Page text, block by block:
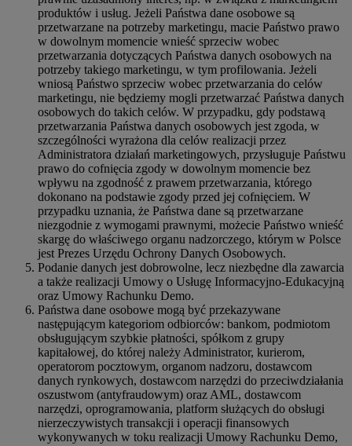
produktów i usług. Jeżeli Państwa dane osobowe są
przetwarzane na potrzeby marketingu, macie Państwo prawo
w dowolnym momencie wnieść sprzeciw wobec
przetwarzania dotyczących Państwa danych osobowych na
potrzeby takiego marketingu, w tym profilowania. Jeżeli
wniosą Państwo sprzeciw wobec przetwarzania do celów
marketingu, nie będziemy mogli przetwarzać Państwa danych
osobowych do takich celów. W przypadku, gdy podstawą
przetwarzania Państwa danych osobowych jest zgoda, w
szczególności wyrażona dla celów realizacji przez
Administratora działań marketingowych, przysługuje Państwu
prawo do cofnięcia zgody w dowolnym momencie bez
wpływu na zgodność z prawem przetwarzania, którego
dokonano na podstawie zgody przed jej cofnięciem. W
przypadku uznania, że Państwa dane są przetwarzane
niezgodnie z wymogami prawnymi, możecie Państwo wnieść
skargę do właściwego organu nadzorczego, którym w Polsce
jest Prezes Urzędu Ochrony Danych Osobowych.
Podanie danych jest dobrowolne, lecz niezbędne dla zawarcia
a także realizacji Umowy o Usługę Informacyjno-Edukacyjną
oraz Umowy Rachunku Demo.
Państwa dane osobowe mogą być przekazywane
następującym kategoriom odbiorców: bankom, podmiotom
obsługującym szybkie płatności, spółkom z grupy
kapitałowej, do której należy Administrator, kurierom,
operatorom pocztowym, organom nadzoru, dostawcom
danych rynkowych, dostawcom narzędzi do przeciwdziałania
oszustwom (antyfraudowym) oraz AML, dostawcom
narzędzi, oprogramowania, platform służących do obsługi
nierzeczywistych transakcji i operacji finansowych
wykonywanych w toku realizacji Umowy Rachunku Demo,